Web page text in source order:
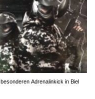
Adrenalinkick in Biel